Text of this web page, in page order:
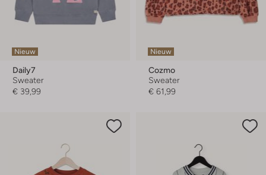
Nieuw
Daily7
Sweater
€ 39,99
Nieuw
Cozmo
Sweater
€ 61,99